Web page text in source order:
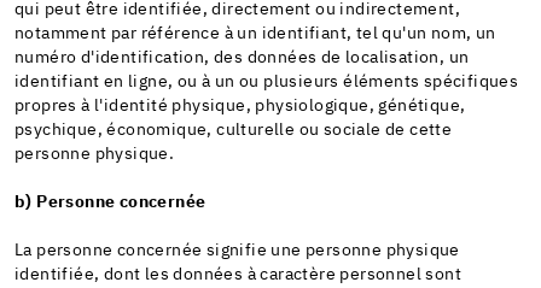
qui peut être identifiée, directement ou indirectement,
notamment par référence à un identifiant, tel qu'un nom, un
numéro d'identification, des données de localisation, un
identifiant en ligne, ou à un ou plusieurs éléments spécifiques
propres à l'identité physique, physiologique, génétique,
psychique, économique, culturelle ou sociale de cette
personne physique.
b) Personne concernée
La personne concernée signifie une personne physique
identifiée, dont les données à caractère personnel sont